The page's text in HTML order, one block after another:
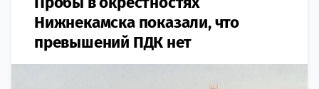
Нижнекамска показали, что
превышений ПДК нет